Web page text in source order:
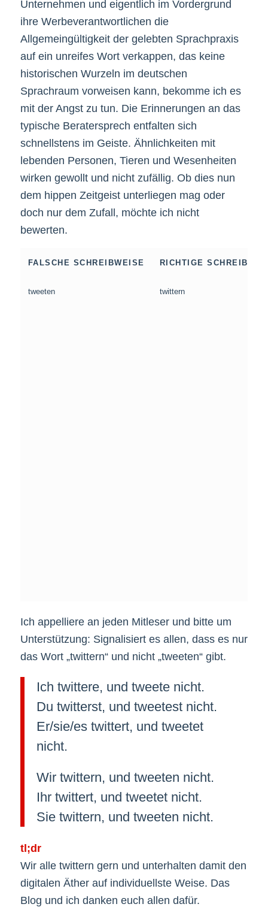
Unternehmen und eigentlich im Vordergrund
ihre Werbeverantwortlichen die
Allgemeingültigkeit der gelebten Sprachpraxis
auf ein unreifes Wort verkappen, das keine
historischen Wurzeln im deutschen
Sprachraum vorweisen kann, bekomme ich es
mit der Angst zu tun. Die Erinnerungen an das
typische Beratersprech entfalten sich
schnellstens im Geiste. Ähnlichkeiten mit
lebenden Personen, Tieren und Wesenheiten
wirken gewollt und nicht zufällig. Ob dies nun
dem hippen Zeitgeist unterliegen mag oder
doch nur dem Zufall, möchte ich nicht
bewerten.
FALSCHE SCHREIBWEISE RICHTIGE
tweeten twittern
Ich appelliere an jeden Mitleser und bitte um
Unterstützung: Signalisiert es allen, dass es nur
das Wort „twittern“ und nicht „tweeten“ gibt.
Ich twittere, und tweete nicht.
Du twitterst, und tweetest nicht.
Er/sie/es twittert, und tweetet
nicht.
Wir twittern, und tweeten nicht.
Ihr twittert, und tweetet nicht.
Sie twittern, und tweeten nicht.
tl;dr
Wir alle twittern gern und unterhalten damit den
digitalen Äther auf individuellste Weise. Das
Blog und ich danken euch allen dafür.